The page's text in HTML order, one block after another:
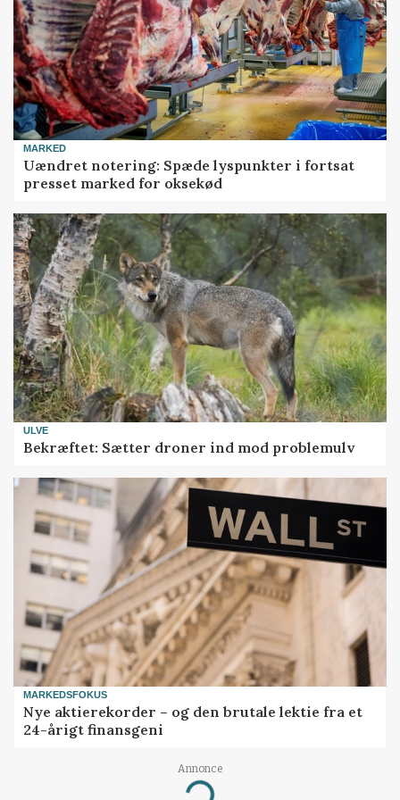
MARKED
Uændret notering: Spæde lyspunkter i fortsat
presset marked for oksekød
ULVE
Bekræftet: Sætter droner ind mod problemulv
MARKEDSFOKUS
Nye aktierekorder – og den brutale lektie fra et
24-årigt finansgeni
Annonce